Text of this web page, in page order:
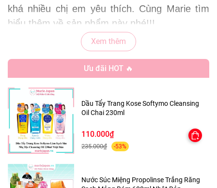
khá nhiều chị em yêu thích. Cùng Marie tìm
hiểu thêm về sản phẩm này nhé!!!
THÔNG TIN CƠ BẢN
-Xuất xứ:Nhật Bản
- Thương hiệu
- Quy cách:Chai vòi nhấn 500ml
- Loại da:Dùng được cho mọi loại da
THIẾT KẾ BAO BÌ
Tẩy trang Hatomugi
Xem thêm
Ưu đãi HOT 🔥
Dầu Tẩy Trang Kose Softymo Cleansing
Oil Chai 230ml
110.000₫
235.000₫ -53%
Nước Súc Miệng Propolinse Trắng Răng